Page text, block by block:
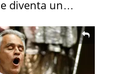
diventa un